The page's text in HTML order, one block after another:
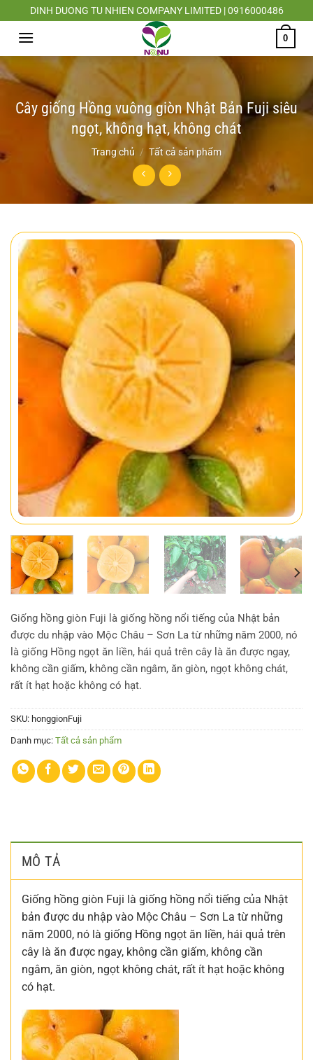
Chuyển
đến
dung
DINH DUONG TU NHIEN COMPANY LIMITED | 0916000486
0
Cây giống Hồng vuông giòn Nhật Bản Fuji siêu
ngọt, không hạt, không chát
Trang chủ / Tất cả sản phẩm
Giống hồng giòn Fuji là giống hồng nổi tiếng của Nhật bản
được du nhập vào Mộc Châu – Sơn La từ những năm 2000, nó
là giống Hồng ngọt ăn liền, hái quả trên cây là ăn được ngay,
không cần giấm, không cần ngâm, ăn giòn, ngọt không chát,
rất ít hạt hoặc không có hạt.
SKU: honggionFuji
Danh mục: Tất cả sản phẩm
MÔ TẢ
Giống hồng giòn Fuji là giống hồng nổi tiếng của Nhật
bản được du nhập vào Mộc Châu – Sơn La từ những
năm 2000, nó là giống Hồng ngọt ăn liền, hái quả trên
cây là ăn được ngay, không cần giấm, không cần
ngâm, ăn giòn, ngọt không chát, rất ít hạt hoặc không
có hạt.